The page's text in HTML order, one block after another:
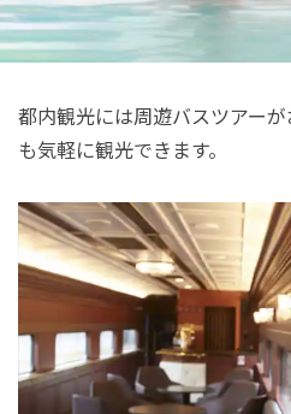
都内観光には周遊バスツアー
も気軽に観光できます。